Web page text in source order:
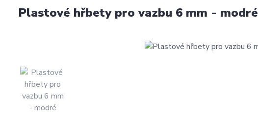
Plastové hřbety pro vazbu 6 mm - modré